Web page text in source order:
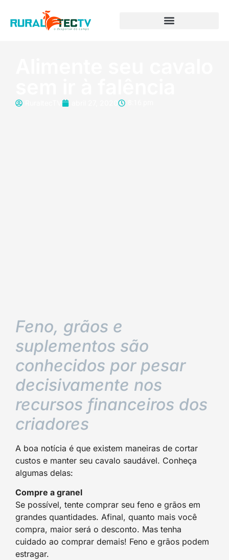
Feno, grãos e
suplementos são
conhecidos por pesar
decisivamente nos
recursos financeiros dos
criadores
A boa notícia é que existem maneiras de cortar
custos e manter seu cavalo saudável. Conheça
algumas delas:
Compre a granel
Se possível, tente comprar seu feno e grãos em
grandes quantidades. Afinal, quanto mais você
compra, maior será o desconto. Mas tenha
cuidado ao comprar demais! Feno e grãos podem
estragar.